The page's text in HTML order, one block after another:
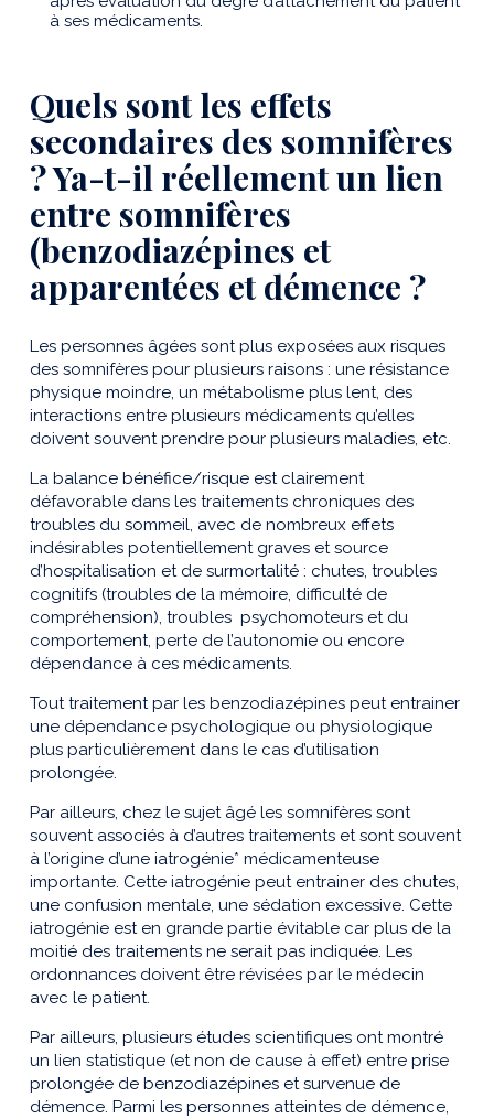
à ses médicaments.
Quels sont les effets
secondaires des somnifères
? Ya-t-il réellement un lien
entre somnifères
(benzodiazépines et
apparentées et démence ?
Les personnes âgées sont plus exposées aux risques
des somnifères pour plusieurs raisons : une résistance
physique moindre, un métabolisme plus lent, des
interactions entre plusieurs médicaments qu’elles
doivent souvent prendre pour plusieurs maladies, etc.
La balance bénéfice/risque est clairement
défavorable dans les traitements chroniques des
troubles du sommeil, avec de nombreux effets
indésirables potentiellement graves et source
d’hospitalisation et de surmortalité : chutes, troubles
cognitifs (troubles de la mémoire, difficulté de
compréhension), troubles psychomoteurs et du
comportement, perte de l’autonomie ou encore
dépendance à ces médicaments.
Tout traitement par les benzodiazépines peut entrainer
une dépendance psychologique ou physiologique
plus particulièrement dans le cas d’utilisation
prolongée.
Par ailleurs, chez le sujet âgé les somnifères sont
souvent associés à d’autres traitements et sont souvent
à l’origine d’une iatrogénie* médicamenteuse
importante. Cette iatrogénie peut entrainer des chutes,
une confusion mentale, une sédation excessive. Cette
iatrogénie est en grande partie évitable car plus de la
moitié des traitements ne serait pas indiquée. Les
ordonnances doivent être révisées par le médecin
avec le patient.
Par ailleurs, plusieurs études scientifiques ont montré
un lien statistique (et non de cause à effet) entre prise
prolongée de benzodiazépines et survenue de
démence. Parmi les personnes atteintes de démence,